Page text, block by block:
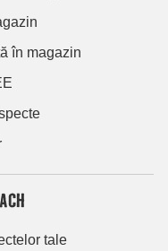
în magazin
tale